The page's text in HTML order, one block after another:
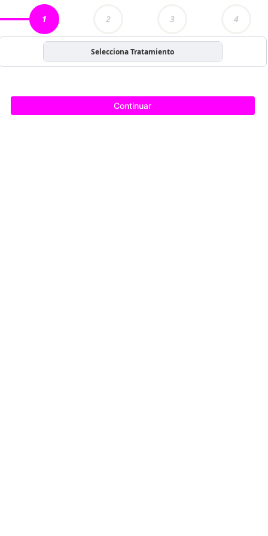
1 2 3 4
Selecciona Tratamiento
Continuar